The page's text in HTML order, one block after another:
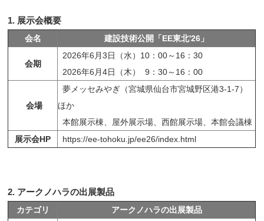
1. 展示会概要
会名 建設技術公開「EE東北'26」
会期
2026年6月3日（水）10：00～16：30
2026年6月4日（木） 9：30～16：00
会場
夢メッセみやぎ（宮城県仙台市宮城野区港3-1-7）
ほか
本館展示棟、屋外展示場、西館展示場、本館会議棟
展示会HP
https://ee-tohoku.jp/ee26/index.html
2. アークノハラの出展製品
カテゴリ
アークノハラの出展製品